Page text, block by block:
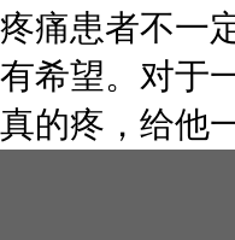
疼痛患者不一
有希望。对于
真的疼，给他